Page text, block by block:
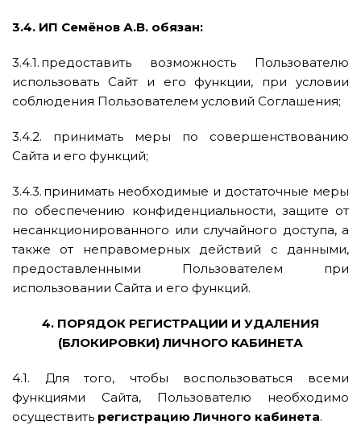
3.4. ИП Семёнов А.В. обязан:
3.4.1. предоставить возможность Пользователю
использовать Сайт и его функции, при условии
соблюдения Пользователем условий Соглашения;
3.4.2. принимать меры по совершенствованию
Сайта и его функций;
3.4.3. принимать необходимые и достаточные меры
по обеспечению конфиденциальности, защите от
несанкционированного или случайного доступа, а
также от неправомерных действий с данными,
предоставленными Пользователем при
использовании Сайта и его функций.
4. ПОРЯДОК РЕГИСТРАЦИИ И УДАЛЕНИЯ
(БЛОКИРОВКИ) ЛИЧНОГО КАБИНЕТА
4.1. Для того, чтобы воспользоваться всеми
функциями Сайта, Пользователю необходимо
осуществить регистрацию Личного кабинета.